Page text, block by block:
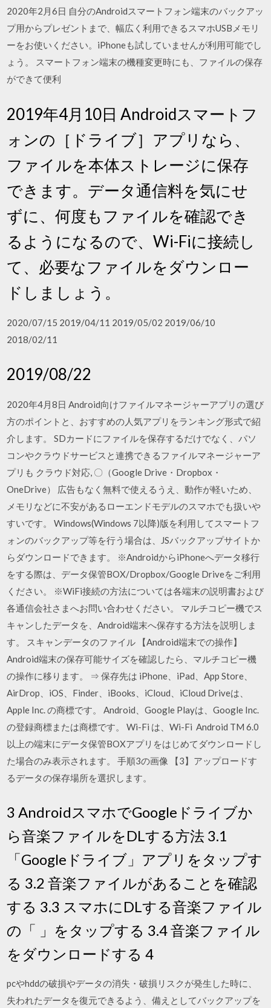
2020年2月6日 自分のAndroidスマートフォン端末のバックアッ
プ用からプレゼントまで、幅広く利用できるスマホUSBメモリ
ーをお使いください。iPhoneも試していませんが利用可能でし
ょう。 スマートフォン端末の機種変更時にも、ファイルの保存
ができて便利
2019年4月10日 Androidスマートフ
ォンの［ドライブ］アプリなら、
ファイルを本体ストレージに保存
できます。データ通信料を気にせ
ずに、何度もファイルを確認でき
るようになるので、Wi-Fiに接続し
て、必要なファイルをダウンロー
ドしましょう。
2020/07/15 2019/04/11 2019/05/02 2019/06/10
2018/02/11
2019/08/22
2020年4月8日 Android向けファイルマネージャーアプリの選び
方のポイントと、おすすめの人気アプリをランキング形式で紹
介します。 SDカードにファイルを保存するだけでなく、パソ
コンやクラウドサービスと連携できるファイルマネージャーア
プリも クラウド対応, 〇（Google Drive・Dropbox・
OneDrive） 広告もなく無料で使えるうえ、動作が軽いため、
メモリなどに不安があるローエンドモデルのスマホでも扱いや
すいです。 Windows(Windows 7以降)版を利用してスマートフ
ォンのバックアップ等を行う場合は、JSバックアップサイトか
らダウンロードできます。 ※AndroidからiPhoneへデータ移行
をする際は、データ保管BOX/Dropbox/Google Driveをご利用
ください。 ※WiFi接続の方法については各端末の説明書および
各通信会社さまへお問い合わせください。 マルチコピー機でス
キャンしたデータを、Android端末へ保存する方法を説明しま
す。 スキャンデータのファイル 【Android端末での操作】
Android端末の保存可能サイズを確認したら、マルチコピー機
の操作に移ります。 ⇒ 保存先は iPhone、iPad、App Store、
AirDrop、iOS、Finder、iBooks、iCloud、iCloud Driveは、
Apple Inc. の商標です。 Android、Google Playは、Google Inc.
の登録商標または商標です。 Wi-Fi は、Wi-Fi Android TM 6.0
以上の端末にデータ保管BOXアプリをはじめてダウンロードし
た場合のみ表示されます。 手順3の画像 【3】アップロードす
るデータの保存場所を選択します。
3 AndroidスマホでGoogleドライブか
ら音楽ファイルをDLする方法 3.1
「Googleドライブ」アプリをタップす
る 3.2 音楽ファイルがあることを確認
する 3.3 スマホにDLする音楽ファイル
の「 」をタップする 3.4 音楽ファイル
をダウンロードする 4
pcやhddの破損やデータの消失・破損リスクが発生した時に、
失われたデータを復元できるよう、備えとしてバックアップを